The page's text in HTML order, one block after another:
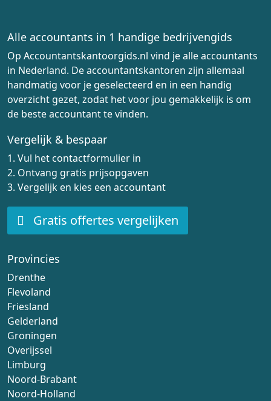
Alle accountants in 1 handige bedrijvengids
Op Accountantskantoorgids.nl vind je alle accountants
in Nederland. De accountantskantoren zijn allemaal
handmatig voor je geselecteerd en in een handig
overzicht gezet, zodat het voor jou gemakkelijk is om
de beste accountant te vinden.
Vergelijk & bespaar
1. Vul het contactformulier in
2. Ontvang gratis prijsopgaven
3. Vergelijk en kies een accountant
Gratis offertes vergelijken
Provincies
Drenthe
Flevoland
Friesland
Gelderland
Groningen
Overijssel
Limburg
Noord-Brabant
Noord-Holland